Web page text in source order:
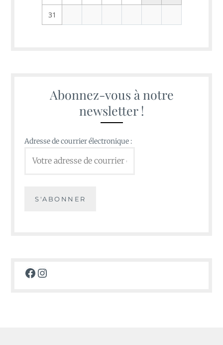
31
Abonnez-vous à notre
newsletter !
Adresse de courrier électronique :
Facebook
Instagram